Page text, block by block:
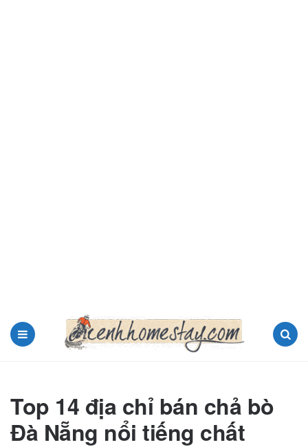
Top 14 địa chỉ bán chả bò
Đà Nẵng nổi tiếng chất